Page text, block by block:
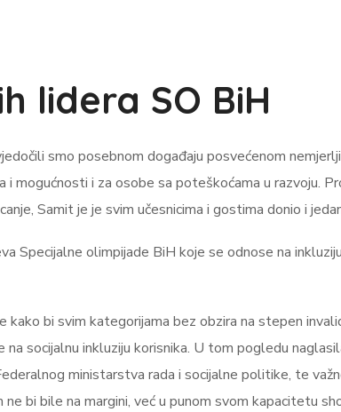
lidera SO BiH
smo posebnom događaju posvećenom
mogućnosti i za osobe sa poteškoćama u razvoju.
Samit je je svim učesnicima i gostima donio i
Specijalne olimpijade BiH koje se odnose na
bi svim kategorijama bez obzira na stepen
socijalnu inkluziju korisnika. U tom pogledu
ministarstva rada i socijalne politike, te
bi bile na margini, već u punom svom kapacitetu